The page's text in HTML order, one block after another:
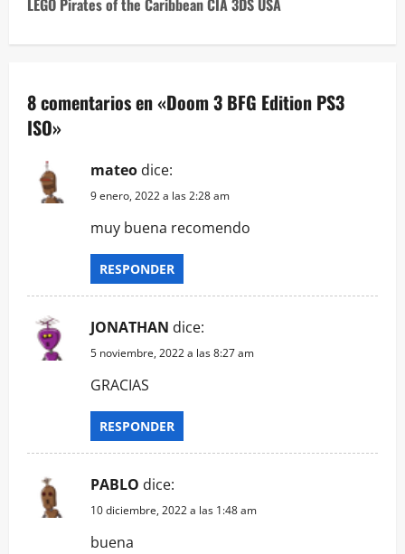
e
a
c
d
e
t
LEGO Pirates of the Caribbean CIA 3DS USA
8 comentarios en «Doom 3 BFG Edition PS3
ISO»
mateo dice:
9 enero, 2022 a las 2:28 am
muy buena recomendo
RESPONDER
JONATHAN dice:
5 noviembre, 2022 a las 8:27 am
GRACIAS
RESPONDER
PABLO dice:
10 diciembre, 2022 a las 1:48 am
buena